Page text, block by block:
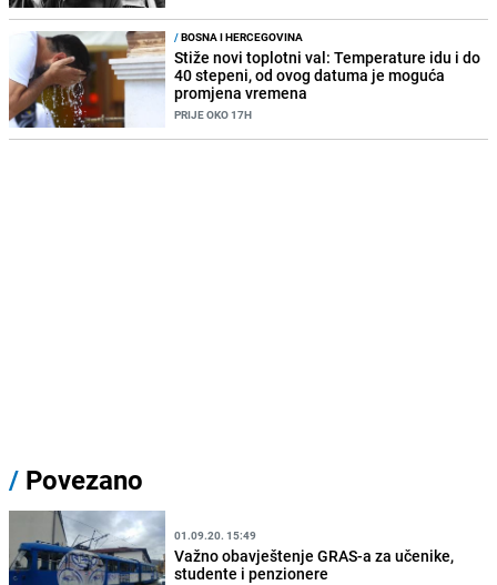
/BOSNA I HERCEGOVINA
Stiže novi toplotni val: Temperature idu i do
40 stepeni, od ovog datuma je moguća
promjena vremena
PRIJE OKO 17H
/ Povezano
01.09.20. 15:49
Važno obavještenje GRAS-a za učenike,
studente i penzionere